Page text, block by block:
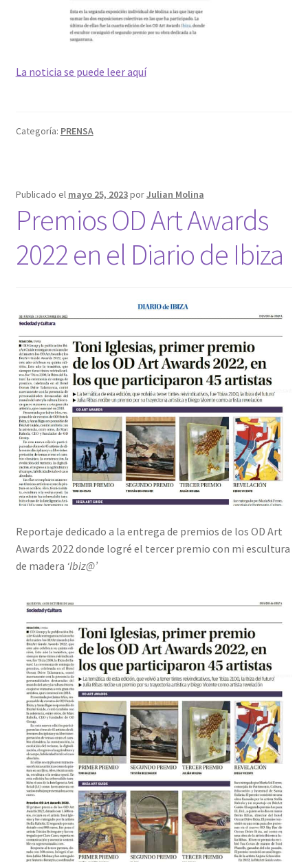
La noticia se puede leer aquí
Categoría: PRENSA
Publicado el mayo 25, 2023porJulian Molina
Premios OD Art Awards
2022 en el Diario de Ibiza
Reportaje dedicado a la entrega de premios de los OD Art
Awards 2022 donde logré el tercer premio con mi escultura
de madera ‘Ibiz@’